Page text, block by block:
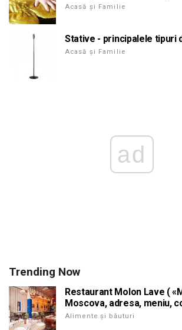
Acasă și Familie
Stative - principalele tipuri
Acasă și Familie
ad
Trending Now
Restaurant Molon Lave (
Moscova, adresa, meniu,
Alimente și băuturi